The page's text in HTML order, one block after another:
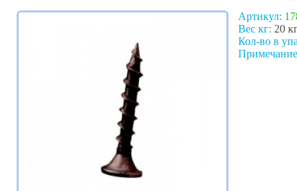
Артикул:
Вес кг: 20
Кол-во в